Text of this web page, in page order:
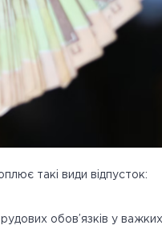
такі види відпусток:
обов’язків у важких